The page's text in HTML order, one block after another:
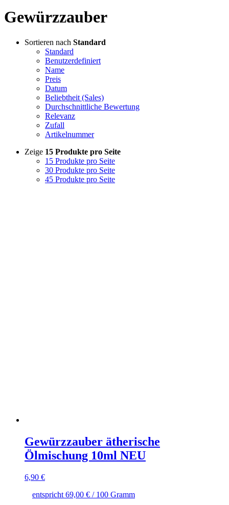
Gewürzzauber
Sortieren nach Standard
Standard
Benutzerdefiniert
Name
Preis
Datum
Beliebtheit (Sales)
Durchschnittliche Bewertung
Relevanz
Zufall
Artikelnummer
Zeige 15 Produkte pro Seite
15 Produkte pro Seite
30 Produkte pro Seite
45 Produkte pro Seite
Gewürzzauber ätherische
Ölmischung 10ml NEU
6,90 €
entspricht 69,00 € / 100 Gramm